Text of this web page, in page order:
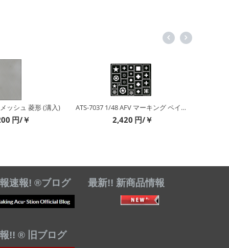
ッシュ 菱形 (溝入)
円/￥
ATS-7037 1/48 AFV マーキング ペイント テンプレート セット
2,420 円/￥
速報! ®ブログ
!! ® 旧ブログ
最新!! 新商品情報